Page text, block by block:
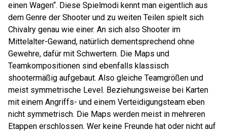
einen Wagen“. Diese Spielmodi kennt man eigentlich aus
dem Genre der Shooter und zu weiten Teilen spielt sich
Chivalry genau wie einer. An sich also Shooter im
Mittelalter-Gewand, natürlich dementsprechend ohne
Gewehre, dafür mit Schwertern. Die Maps und
Teamkompositionen sind ebenfalls klassisch
shootermäßig aufgebaut. Also gleiche Teamgrößen und
meist symmetrische Level. Beziehungsweise bei Karten
mit einem Angriffs- und einem Verteidigungsteam eben
nicht symmetrisch. Die Maps werden meist in mehreren
Etappen erschlossen. Wer keine Freunde hat oder nicht auf